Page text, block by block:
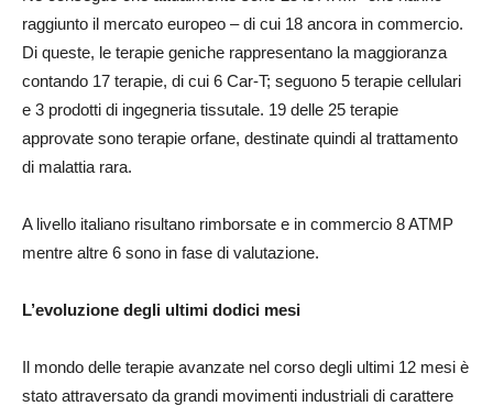
raggiunto il mercato europeo – di cui 18 ancora in commercio.
Di queste, le terapie geniche rappresentano la maggioranza
contando 17 terapie, di cui 6 Car-T; seguono 5 terapie cellulari
e 3 prodotti di ingegneria tissutale. 19 delle 25 terapie
approvate sono terapie orfane, destinate quindi al trattamento
di malattia rara.
A livello italiano risultano rimborsate e in commercio 8 ATMP
mentre altre 6 sono in fase di valutazione.
L’evoluzione degli ultimi dodici mesi
Il mondo delle terapie avanzate nel corso degli ultimi 12 mesi è
stato attraversato da grandi movimenti industriali di carattere